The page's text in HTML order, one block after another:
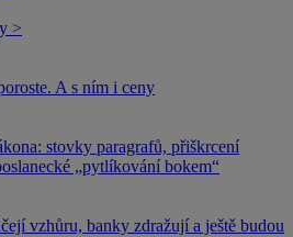
>
A s ním i ceny
stovky paragrafů, přiškrcení
„pytlíkování bokem“
vzhůru, banky zdražují a ještě budou